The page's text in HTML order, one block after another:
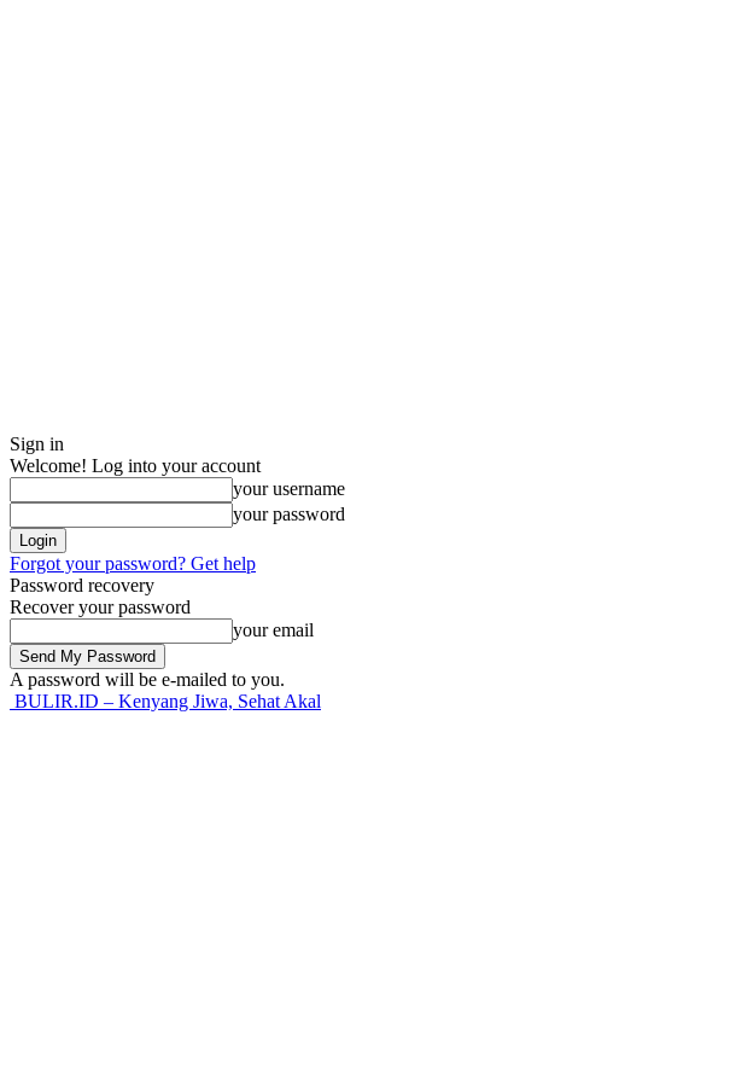
Sign in
Welcome! Log into your account
your username
your password
Forgot your password? Get help
Password recovery
Recover your password
your email
A password will be e-mailed to you.
BULIR.ID – Kenyang Jiwa, Sehat Akal